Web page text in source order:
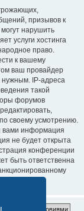
призывов к
нарушить
услуги хостинга
право.
к вашему
ваш провайдер
нужным. IP-адреса
такой
форумов
своему усмотрению.
вами информация
не будет открыта
конференции
быть ответственна